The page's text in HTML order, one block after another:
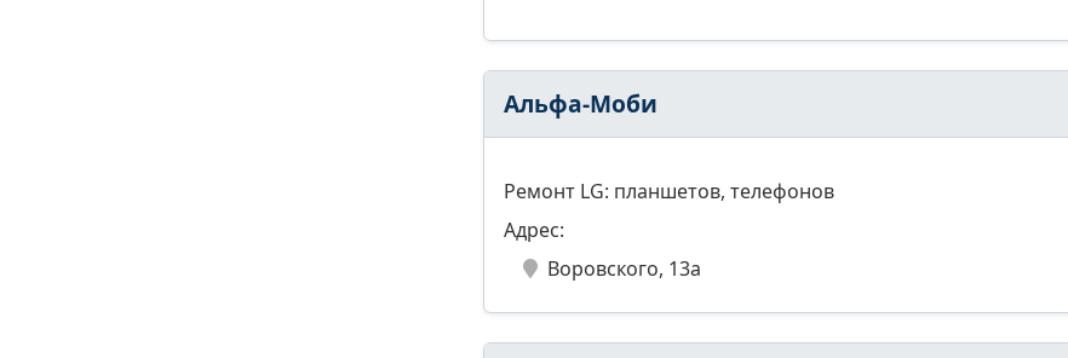
Альфа-Моби
Ремонт LG: планшетов, телефонов
Адрес:
Воровского, 13а